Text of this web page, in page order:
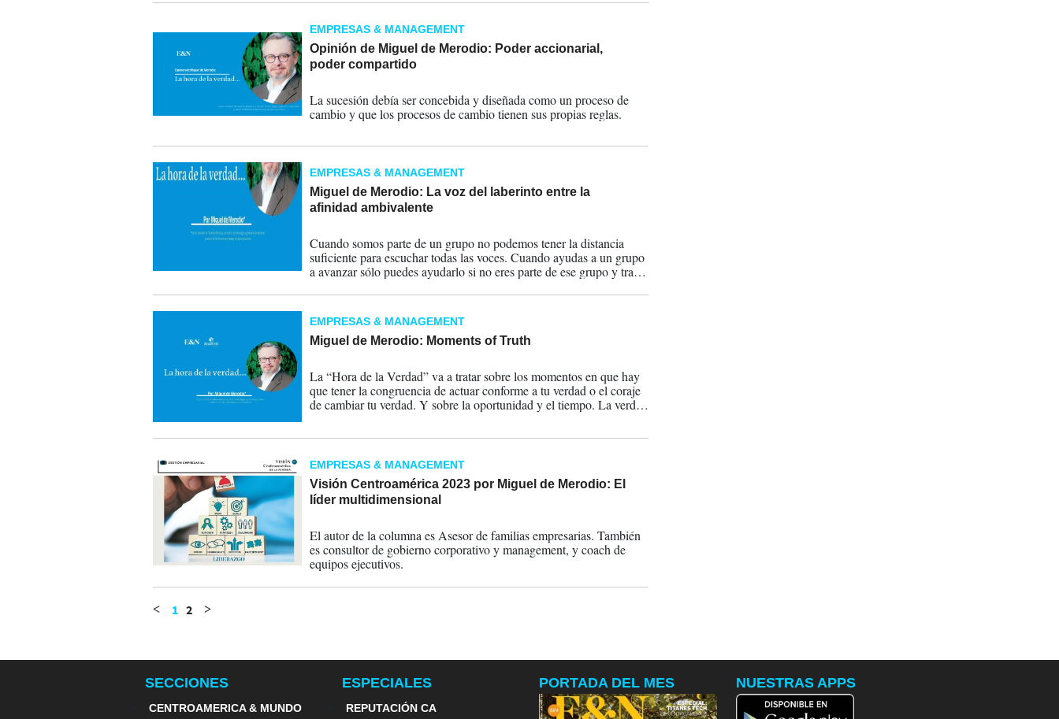
EMPRESAS & MANAGEMENT
Opinión de Miguel de Merodio: Poder accionarial,
poder compartido
La sucesión debía ser concebida y diseñada como un proceso de
cambio y que los procesos de cambio tienen sus propias reglas.
EMPRESAS & MANAGEMENT
Miguel de Merodio: La voz del laberinto entre la
afinidad ambivalente
Cuando somos parte de un grupo no podemos tener la distancia
suficiente para escuchar todas las voces. Cuando ayudas a un grupo
a avanzar sólo puedes ayudarlo si no eres parte de ese grupo y tratas
EMPRESAS & MANAGEMENT
Miguel de Merodio: Moments of Truth
La “Hora de la Verdad” va a tratar sobre los momentos en que hay
que tener la congruencia de actuar conforme a tu verdad o el coraje
de cambiar tu verdad. Y sobre la oportunidad y el tiempo. La verdad
EMPRESAS & MANAGEMENT
Visión Centroamérica 2023 por Miguel de Merodio: El
líder multidimensional
El autor de la columna es Asesor de familias empresarias. También
es consultor de gobierno corporativo y management, y coach de
equipos ejecutivos.
< 1 2 >
SECCIONES
CENTROAMERICA & MUNDO
ESPECIALES
REPUTACIÓN CA
PORTADA DEL MES NUESTRAS APPS